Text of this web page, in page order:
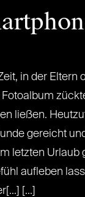
in der Eltern
ließen.
gereicht
letzten Urlaub
aufleben
[...]